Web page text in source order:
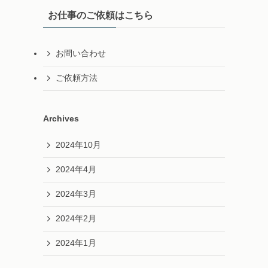
お仕事のご依頼はこちら
お問い合わせ
ご依頼方法
Archives
2024年10月
2024年4月
2024年3月
2024年2月
2024年1月